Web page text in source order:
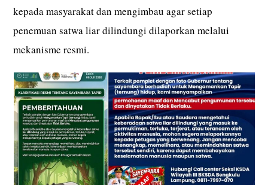
kepada masyarakat dan mengimbau agar setiap
penemuan satwa liar dilindungi dilaporkan melalui
mekanisme resmi.